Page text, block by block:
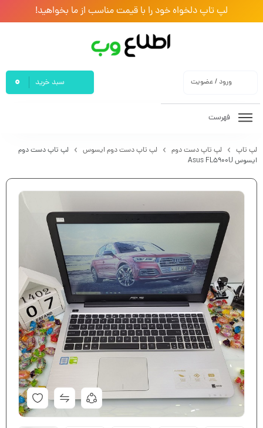
لپ تاپ دلخواه خود را با قیمت مناسب از ما بخواهید!
ورود / عضویت سبد خرید 0
فهرست
لپ تاپ لپ تاپ دست دوم لپ تاپ دست دوم ایسوس
لپ تاپ دست دوم
ایسوس Asus FL5900U